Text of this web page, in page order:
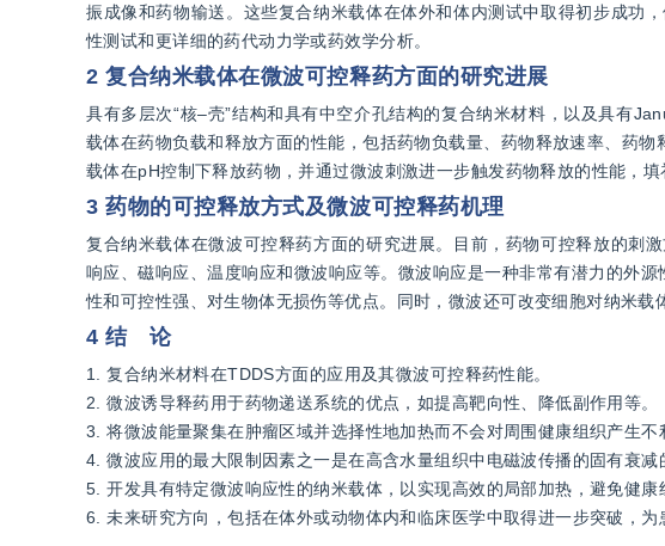
振成像和药物输送。这些复合纳米载体在体外和体内测试中取得初步成功
性测试和更详细的药代动力学或药效学分析。
2 复合纳米载体在微波可控释药方面的研究进展
具有多层次“核–壳”结构和具有中空介孔结构的复合纳米材料，以及具有
载体在药物负载和释放方面的性能，包括药物负载量、药物释放速率、药
载体在pH控制下释放药物，并通过微波刺激进一步触发药物释放的性能，
3 药物的可控释放方式及微波可控释药机理
复合纳米载体在微波可控释药方面的研究进展。目前，药物可控释放的刺
响应、磁响应、温度响应和微波响应等。微波响应是一种非常有潜力的外
性和可控性强、对生物体无损伤等优点。同时，微波还可改变细胞对纳米载
4 结 论
1. 复合纳米材料在TDDS方面的应用及其微波可控释药性能。
2. 微波诱导释药用于药物递送系统的优点，如提高靶向性、降低副作用等。
3. 将微波能量聚集在肿瘤区域并选择性地加热而不会对周围健康组织产生不
4. 微波应用的最大限制因素之一是在高含水量组织中电磁波传播的固有衰减
5. 开发具有特定微波响应性的纳米载体，以实现高效的局部加热，避免健
6. 未来研究方向，包括在体外或动物体内和临床医学中取得进一步突破，为